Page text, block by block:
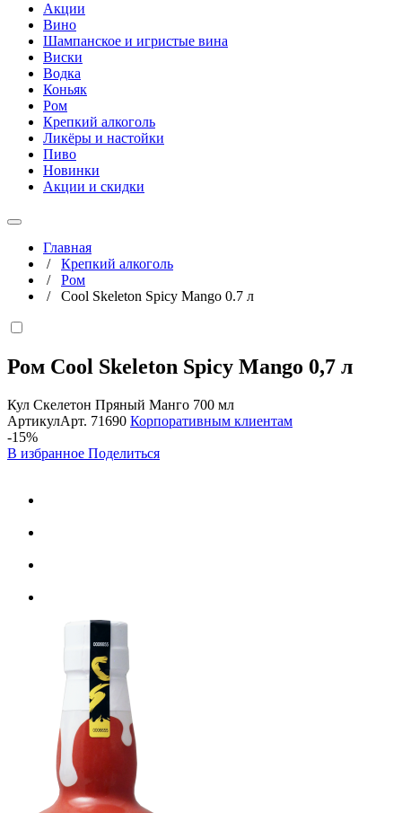
Акции
Вино
Шампанское и игристые вина
Виски
Водка
Коньяк
Ром
Крепкий алкоголь
Ликёры и настойки
Пиво
Новинки
Акции и скидки
Главная
/ Крепкий алкоголь
/ Ром
/ Cool Skeleton Spicy Mango 0.7 л
Ром Cool Skeleton Spicy Mango 0,7 л
Кул Скелетон Пряный Манго 700 мл
АртикулАрт. 71690 Корпоративным клиентам
-15%
В избранное Поделиться